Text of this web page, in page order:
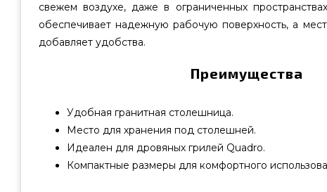
свежем воздухе, даже в ограниченных
обеспечивает надежную рабочую поверхность, а
добавляет удобства.
Преимущества
Удобная гранитная столешница.
Место для хранения под столешней.
Идеален для дровяных грилей Quadrо.
Компактные размеры для комфортного